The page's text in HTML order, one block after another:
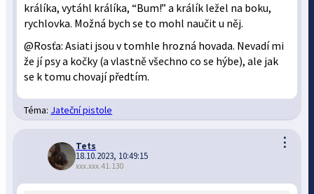
králíka, vytáhl králíka, “Bum!” a králík ležel na boku,
rychlovka. Možná bych se to mohl naučit u něj.
@Rosťa: Asiati jsou v tomhle hrozná hovada. Nevadí mi
že jí psy a kočky (a vlastně všechno co se hýbe), ale jak
se k tomu chovají předtím.
Téma: Jateční pistole
⋮
Tets
18.10.2023, 10:49:15
xxx.xxx.41.130